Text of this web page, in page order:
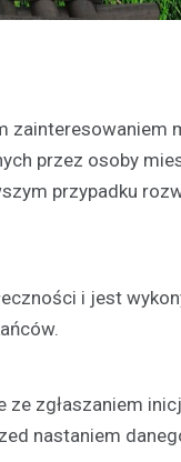
zainteresowaniem
przez osoby
przypadku
i jest
zgłaszaniem
nastaniem
policyjna
Z 2